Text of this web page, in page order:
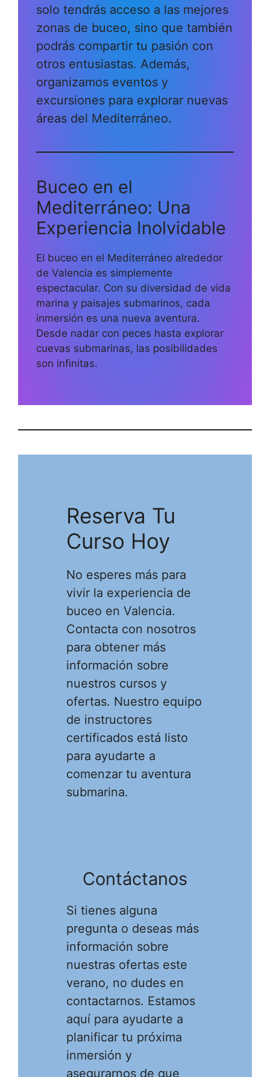
solo tendrás acceso a las mejores
zonas de buceo, sino que también
podrás compartir tu pasión con
otros entusiastas. Además,
organizamos eventos y
excursiones para explorar nuevas
áreas del Mediterráneo.
Buceo en el
Mediterráneo: Una
Experiencia Inolvidable
El buceo en el Mediterráneo alrededor
de Valencia es simplemente
espectacular. Con su diversidad de vida
marina y paisajes submarinos, cada
inmersión es una nueva aventura.
Desde nadar con peces hasta explorar
cuevas submarinas, las posibilidades
son infinitas.
Reserva Tu
Curso Hoy
No esperes más para
vivir la experiencia de
buceo en Valencia.
Contacta con nosotros
para obtener más
información sobre
nuestros cursos y
ofertas. Nuestro equipo
de instructores
certificados está listo
para ayudarte a
comenzar tu aventura
submarina.
Contáctanos
Si tienes alguna
pregunta o deseas más
información sobre
nuestras ofertas este
verano, no dudes en
contactarnos. Estamos
aquí para ayudarte a
planificar tu próxima
inmersión y
asegurarnos de que